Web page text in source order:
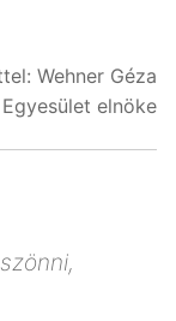
Wehner Géza
elnöke